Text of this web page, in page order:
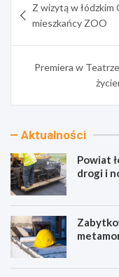
wpisu
Z wizytą w
mieszkańcy ZOO
Premiera w
Aktualności
Powiat
drogi i